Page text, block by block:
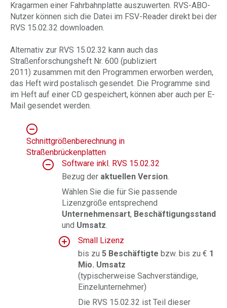
Kragarmen einer Fahrbahnplatte auszuwerten. RVS-ABO-
Nutzer können sich die Datei im FSV-Reader direkt bei der
RVS 15.02.32 downloaden.
Alternativ zur RVS 15.02.32 kann auch das
Straßenforschungsheft Nr. 600 (publiziert
2011) zusammen mit den Programmen erworben werden,
das Heft wird postalisch gesendet. Die Programme sind
im Heft auf einer CD gespeichert, können aber auch per E-
Mail gesendet werden.
Schnittgrößenberechnung in
Straßenbrückenplatten
Software inkl. RVS 15.02.32
Bezug der aktuellen Version.
Wählen Sie die für Sie passende
Lizenzgröße entsprechend
Unternehmensart, Beschäftigungsstand
und Umsatz.
Small Lizenz
bis zu5 Beschäftigtebzw. bis zu € 1
Mio. Umsatz
(typischerweise Sachverständige,
Einzelunternehmer)
Die RVS 15.02.32 ist Teil dieser